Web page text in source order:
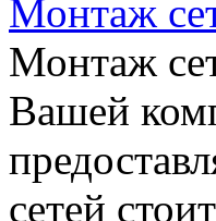
Монтаж
Монтаж
Вашей
сетей